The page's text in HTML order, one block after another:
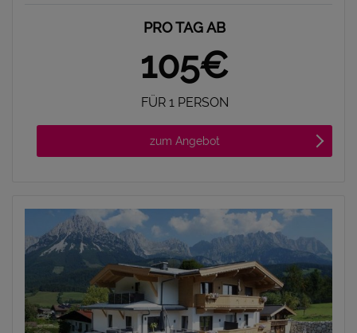
PRO TAG AB
105€
FÜR 1 PERSON
zum Angebot